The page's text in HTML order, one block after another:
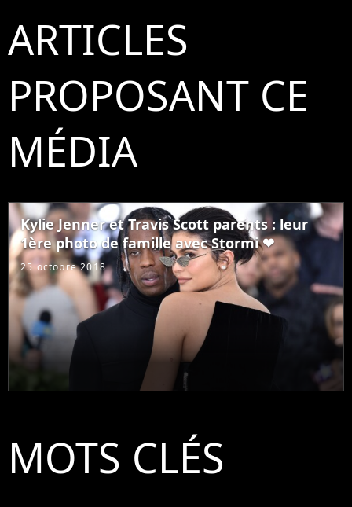
ARTICLES
PROPOSANT CE
MÉDIA
Kylie Jenner et Travis Scott parents : leur
1ère photo de famille avec Stormi ❤
25 octobre 2018
MOTS CLÉS